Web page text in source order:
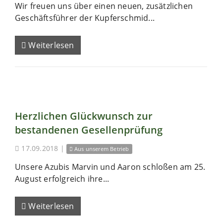
Wir freuen uns über einen neuen, zusätzlichen
Geschäftsführer der Kupferschmid...
Weiterlesen
Herzlichen Glückwunsch zur
bestandenen Gesellenprüfung
17.09.2018 | Aus unserem Betrieb
Unsere Azubis Marvin und Aaron schloßen am 25.
August erfolgreich ihre...
Weiterlesen